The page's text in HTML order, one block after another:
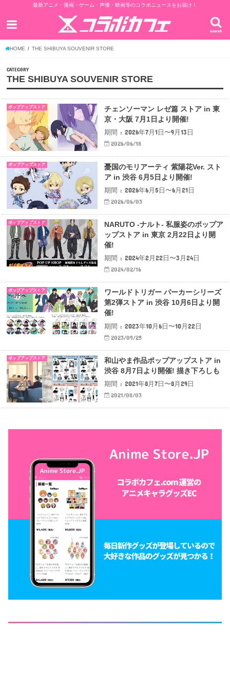
最新アニメ・漫画・ゲーム・声優・映画等のコラボニュースをお届け！
search
HOME THE SHIBUYA SOUVENIR STORE
CATEGORY
THE SHIBUYA SOUVENIR STORE
ポップアップストア
チェンソーマン レゼ篇 ストア in 東
京・大阪 7月1日より開催!
期間 : 2026年7月1日〜9月13日
2026/06/18
ポップアップストア
憂国のモリアーティ 紫陽花Ver. スト
ア in 渋谷 6月5日より開催!
期間 : 2026年6月5日〜6月21日
2026/06/03
ポップアップストア
NARUTO -ナルト- 私服姿のポップア
ップストア in 東京 2月22日より開
催!
期間 : 2024年2月22日〜3月24日
2024/02/16
ポップアップストア
ワールドトリガー パーカーシリーズ
第2弾ストア in 渋谷 10月6日より開
催!
期間 : 2023年10月6日〜10月22日
2023/09/25
ポップアップストア
和山やま作品ポップアップストア in
渋谷 8月7日より開催! 描き下ろしも
期間 : 2021年8月7日〜8月29日
2021/08/03